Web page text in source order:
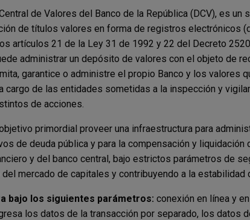
de Valores del Banco de la República (DCV), es
de títulos valores en forma de registros electrónicos
artículos 21 de la Ley 31 de 1992 y 22 del Decreto
administrar un depósito de valores con el objeto de
garantice o administre el propio Banco y los valores
cargo de las entidades sometidas a la inspección y
de acciones.
primordial proveer una infraestructura para
de deuda pública y para la compensación y
y del banco central, bajo estrictos parámetros de
mercado de capitales y contribuyendo a la estabilidad
bajo los siguientes parámetros: conexión en línea y
los datos de la transacción por separado, los datos